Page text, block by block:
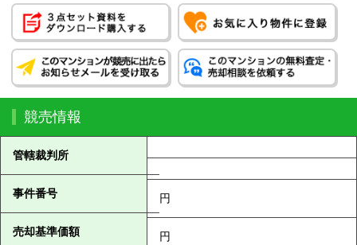
競売情報
管轄裁判所
事件番号
売却基準価額
円
円